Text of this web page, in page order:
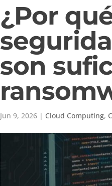
¿Por
son
Jun 9, 2026 | Cloud Computing,